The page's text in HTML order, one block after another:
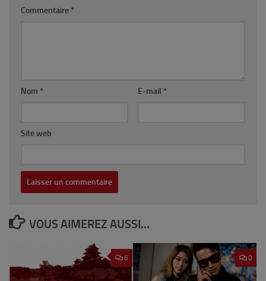
Commentaire *
Nom * E-mail *
Site web
VOUS AIMEREZ AUSSI...
6 0